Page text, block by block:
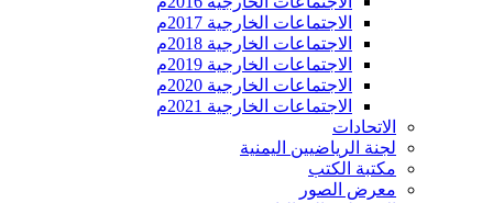
الاجتماعات الخارجية 2017م
الاجتماعات الخارجية 2018م
الاجتماعات الخارجية 2019م
الاجتماعات الخارجية 2020م
الاجتماعات الخارجية 2021م
الاتحادات
لجنة الرياضيين اليمنية
مكتبة الكتب
معرض الصور